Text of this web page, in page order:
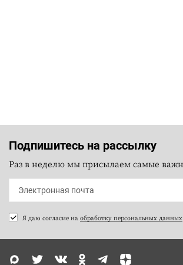
Подпишитесь на рассылку
Раз в неделю мы присылаем самые
Я даю согласие на обработку персональных данных